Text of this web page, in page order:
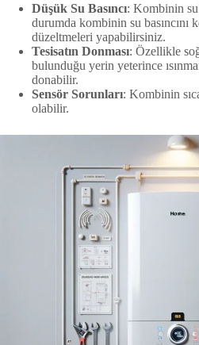
Düşük Su Basıncı: Kombinin su
durumda kombinin su basıncını
düzeltmeleri yapabilirsiniz.
Tesisatın Donması: Özellikle
bulunduğu yerin yeterince
donabilir.
Sensör Sorunları: Kombinin
olabilir.